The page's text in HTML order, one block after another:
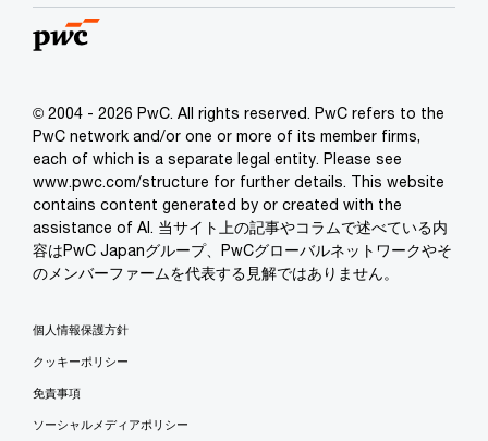
© 2004 - 2026 PwC. All rights reserved. PwC refers to the
PwC network and/or one or more of its member firms,
each of which is a separate legal entity. Please see
www.pwc.com/structure for further details. This website
contains content generated by or created with the
assistance of AI. 当サイト上の記事やコラムで述べている内
容はPwC Japanグループ、PwCグローバルネットワークやそ
のメンバーファームを代表する見解ではありません。
個人情報保護方針
クッキーポリシー
免責事項
ソーシャルメディアポリシー